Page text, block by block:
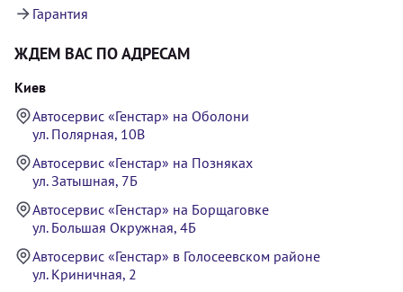
Гарантия
ЖДЕМ ВАС ПО АДРЕСАМ
Киев
Автосервис «Генстар» на Оболони
ул. Полярная, 10В
Автосервис «Генстар» на Позняках
ул. Затышная, 7Б
Автосервис «Генстар» на Борщаговке
ул. Большая Окружная, 4Б
Автосервис «Генстар» в Голосеевском районе
ул. Криничная, 2